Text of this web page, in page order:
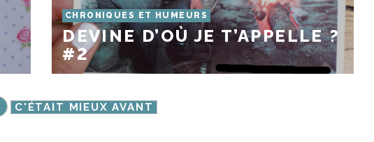
CHRONIQUES ET HUMEURS
DEVINE D’OÙ JE T’APPELLE ?
#2
C'ÉTAIT MIEUX AVANT